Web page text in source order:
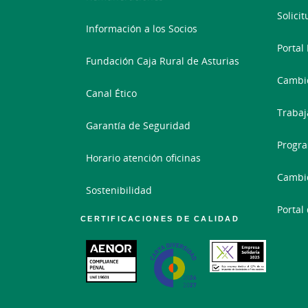
Investigar a la mayor brevedad los
derechos, en todo caso, tanto del
régimen disciplinario ante
de aplicación, así como en relación a
Conforme a esta
ámbito pueden ser cometidos los
dichas actividades se circunscriben a la
Para cualquier comentario sobre la
Información a los Socios
Fundación Caja Rural de Asturias
Canal Ético
Garantía de Seguridad
Horario atención oficinas
Sostenibilidad
CERTIFICACIONES DE CALIDAD
Portal
Portal